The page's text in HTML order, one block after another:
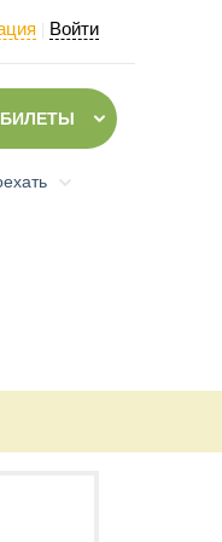
Войти
БИЛЕТЫ